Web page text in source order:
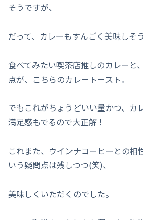
そうですが、
だって、カレーもすんごく美味しそ
食べてみたい喫茶店推しのカレーと
点が、こちらのカレートースト。
でもこれがちょうどいい量かつ、カ
満足感もでるので大正解！
これまた、ウインナコーヒーとの相
いう疑問点は残しつつ(笑)、
美味しくいただくのでした。